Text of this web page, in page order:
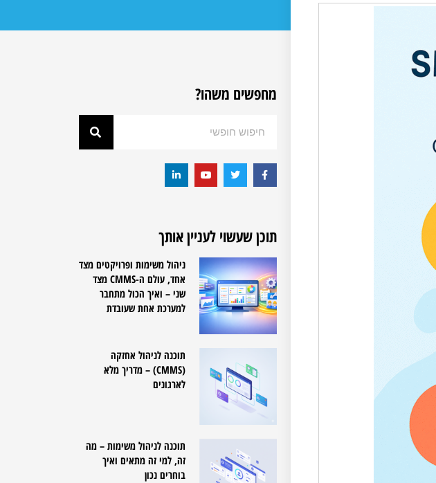
מחפשים משהו?
תוכן שעשוי לעניין אותך
ניהול משימות ופרויקטים מצד
אחד, עולם ה-CMMS מצד
שני – ואיך הכול מתחבר
למערכת אחת שעובדת
תוכנה לניהול אחזקה
(CMMS) – מדריך מלא
לארגונים
תוכנה לניהול משימות – מה
זה, למי זה מתאים ואיך
בוחרים נכון